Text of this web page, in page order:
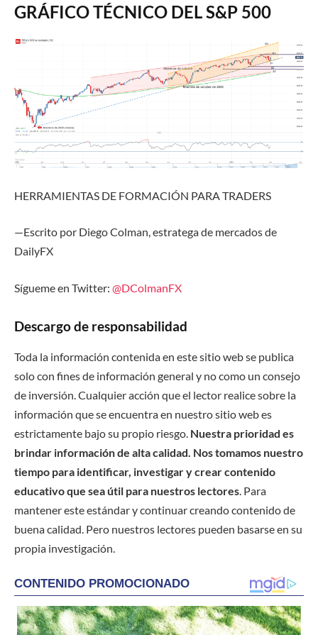
GRÁFICO TÉCNICO DEL S&P 500
HERRAMIENTAS DE FORMACIÓN PARA TRADERS
—Escrito por Diego Colman,estrategade mercados de
DailyFX
Sígueme en Twitter: @DColmanFX
Descargo de responsabilidad
Toda la información contenida en este sitio web se publica
solo con fines de información general y no como un consejo
de inversión. Cualquier acción que el lector realice sobre la
información que se encuentra en nuestro sitio web es
estrictamente bajo su propio riesgo. Nuestra prioridad es
brindar información de alta calidad. Nos tomamos nuestro
tiempo para identificar, investigar y crear contenido
educativo que sea útil para nuestros lectores . Para
mantener este estándar y continuar creando contenido de
buena calidad. Pero nuestros lectores pueden basarse en su
propia investigación.